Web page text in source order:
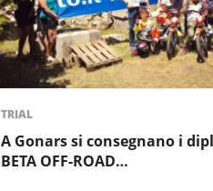
TRIAL
A Gonars si consegnano i
BETA OFF-ROAD…